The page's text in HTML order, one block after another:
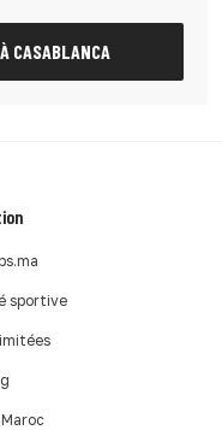
CASABLANCA
sportive